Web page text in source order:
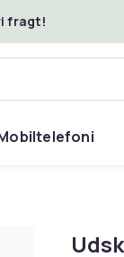
fragt!